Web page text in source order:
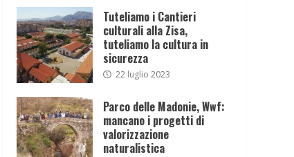
Tuteliamo i Cantieri
culturali alla Zisa,
tuteliamo la cultura in
sicurezza
22 luglio 2023
Parco delle Madonie, Wwf:
mancano i progetti di
valorizzazione
naturalistica